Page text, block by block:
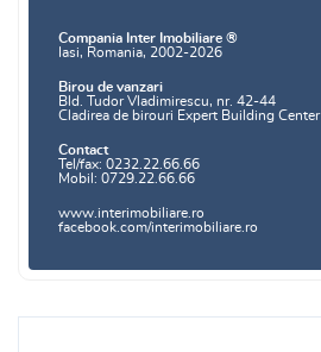
Compania Inter Imobiliare ®
Iasi, Romania, 2002-2026
Birou de vanzari
Bld. Tudor Vladimirescu, nr. 42-44
Cladirea de birouri Expert Building Center
Contact
Tel/fax: 0232.22.66.66
Mobil: 0729.22.66.66
www.interimobiliare.ro
facebook.com/interimobiliare.ro